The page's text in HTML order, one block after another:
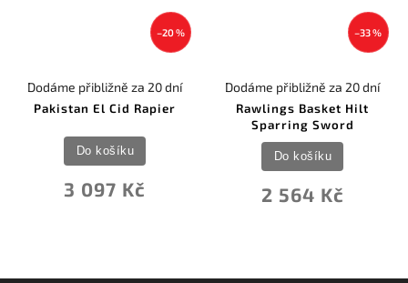
–20 %
Pakistan El Cid Rapier
Dodáme přibližně za 20 dní
3 097 Kč
Do košíku
–33 %
Rawlings Basket Hilt
Sparring Sword
Dodáme přibližně za 20 dní
2 564 Kč
Do košíku